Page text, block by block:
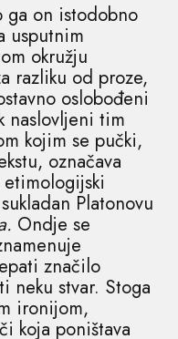
ga on istodobno
usputnim
okružju
razliku od proze,
oslobođeni
naslovljeni tim
kojim se pučki,
označava
Platonovu
Ondje se
značilo
neku stvar. Stoga
ironijom,
koja poništava